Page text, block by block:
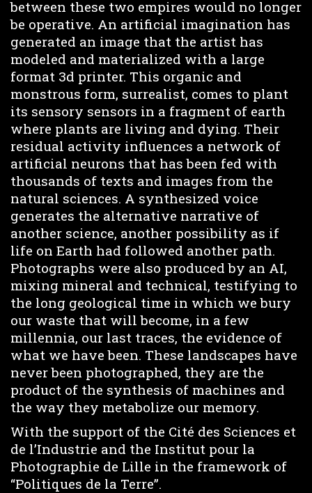
between these two empires would no longer
be operative. An artificial imagination has
generated an image that the artist has
modeled and materialized with a large
format 3d printer. This organic and
monstrous form, surrealist, comes to plant
its sensory sensors in a fragment of earth
where plants are living and dying. Their
residual activity influences a network of
artificial neurons that has been fed with
thousands of texts and images from the
natural sciences. A synthesized voice
generates the alternative narrative of
another science, another possibility as if
life on Earth had followed another path.
Photographs were also produced by an AI,
mixing mineral and technical, testifying to
the long geological time in which we bury
our waste that will become, in a few
millennia, our last traces, the evidence of
what we have been. These landscapes have
never been photographed, they are the
product of the synthesis of machines and
the way they metabolize our memory.
With the support of the Cité des Sciences et
de l’Industrie and the Institut pour la
Photographie de Lille in the framework of
“Politiques de la Terre”.